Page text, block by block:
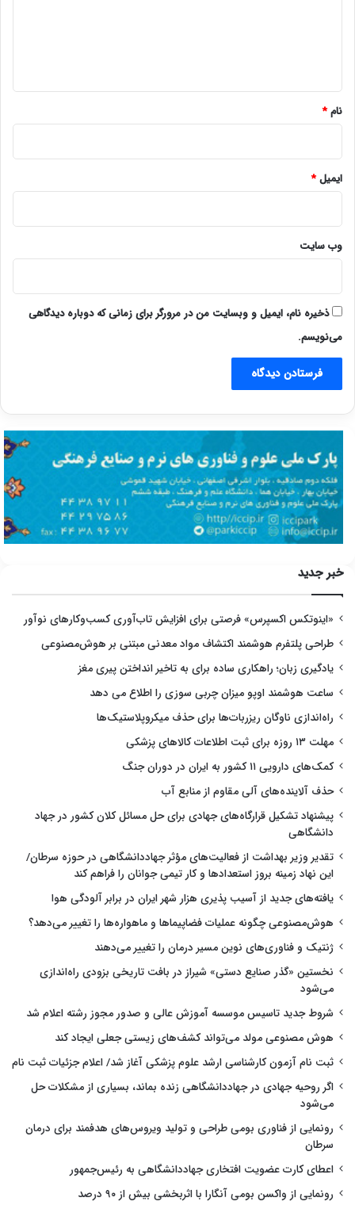
نام*
ایمیل*
وب‌ سایت
ذخیره نام، ایمیل و وبسایت من در مرورگر برای زمانی که دوباره دیدگاهی
می‌نویسم.
خبر جدید
«اینوتکس اکسپرس» فرصتی برای افزایش تاب‌آوری کسب‌وکارهای نوآور
طراحی پلتفرم هوشمند اکتشاف مواد معدنی مبتنی بر هوش‌مصنوعی
یادگیری زبان؛ راهکاری ساده برای به تاخیر انداختن پیری مغز
ساعت هوشمند اوپو میزان چربی سوزی را اطلاع می دهد
راه‌اندازی ناوگان ریزربات‌ها برای حذف میکروپلاستیک‌ها
مهلت ۱۳ روزه برای ثبت اطلاعات کالاهای پزشکی
کمک‌های دارویی ۱۱ کشور به ایران در دوران جنگ
حذف آلاینده‌های آلی مقاوم از منابع آب
پیشنهاد تشکیل قرارگاه‌های جهادی برای حل مسائل کلان کشور در جهاد
دانشگاهی
تقدیر وزیر بهداشت از فعالیت‌های مؤثر جهاددانشگاهی در حوزه سرطان/
این نهاد زمینه بروز استعدادها و کار تیمی جوانان را فراهم کند
یافته‌های جدید از آسیب پذیری هزار شهر ایران در برابر آلودگی هوا
هوش‌مصنوعی چگونه عملیات فضاپیماها و ماهواره‌ها را تغییر می‌دهد؟
ژنتیک و فناوری‌های نوین مسیر درمان را تغییر می‌دهند
نخستین «گذر صنایع دستی» شیراز در بافت تاریخی بزودی راه‌اندازی
می‌شود
شروط جدید تاسیس موسسه آموزش عالی و صدور مجوز رشته اعلام شد
هوش مصنوعی مولد می‌تواند کشف‌های زیستی جعلی ایجاد کند
ثبت نام آزمون کارشناسی ارشد علوم پزشکی آغاز شد/ اعلام جزئیات ثبت نام
اگر روحیه جهادی در جهاددانشگاهی زنده بماند، بسیاری از مشکلات حل
می‌شود
رونمایی از فناوری بومی طراحی و تولید ویروس‌های هدفمند برای درمان
سرطان
اعطای کارت عضویت افتخاری جهاددانشگاهی به رئیس‌جمهور
رونمایی از واکسن بومی آنگارا با اثربخشی بیش از ۹۰ درصد